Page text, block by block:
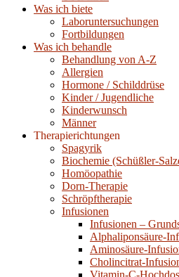
Was ich biete
Laboruntersuchungen
Fortbildungen
Was ich behandle
Behandlung von A-Z
Allergien
Hormone / Schilddrüse
Kinder / Jugendliche
Kinderwunsch
Männer
Therapierichtungen
Spagyrik
Biochemie (Schüßler-
Homöopathie
Dorn-Therapie
Schröpftherapie
Infusionen
Infusionen –
Alphaliponsäure-
Aminosäure-
Cholincitrat-
Vitamin-C-